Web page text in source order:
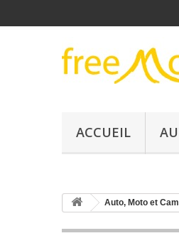
ACCUEIL
Auto, Moto et